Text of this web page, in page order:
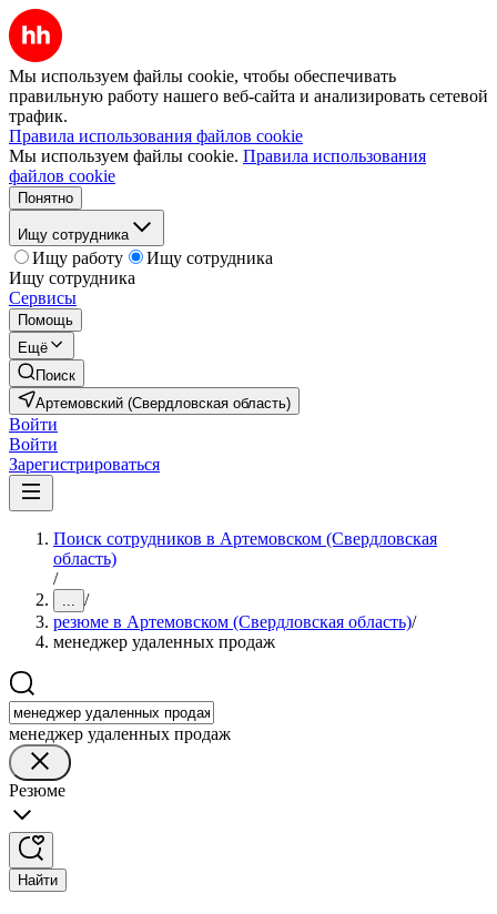
Мы используем файлы cookie, чтобы обеспечивать
правильную работу нашего веб-сайта и анализировать сетевой
трафик.
Правила использования файлов cookie
Мы используем файлы cookie. Правила использования
файлов cookie
Понятно
Ищу сотрудника
Ищу работу
Ищу сотрудника
Ищу сотрудника
Сервисы
Помощь
Ещё
Поиск
Артемовский (Свердловская область)
Войти
Войти
Зарегистрироваться
Поиск сотрудников в Артемовском (Свердловская
область)
/
... /
резюме в Артемовском (Свердловская область)/
менеджер удаленных продаж
менеджер удаленных продаж
Резюме
Найти